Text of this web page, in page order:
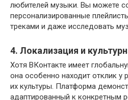
любителей музыки. Вы можете
персонализированные
треками и даже исследовать
4. Локализация и
Хотя ВКонтакте имеет
она особенно находит отклик у
их культуры. Платформа
адаптированный к конкретным